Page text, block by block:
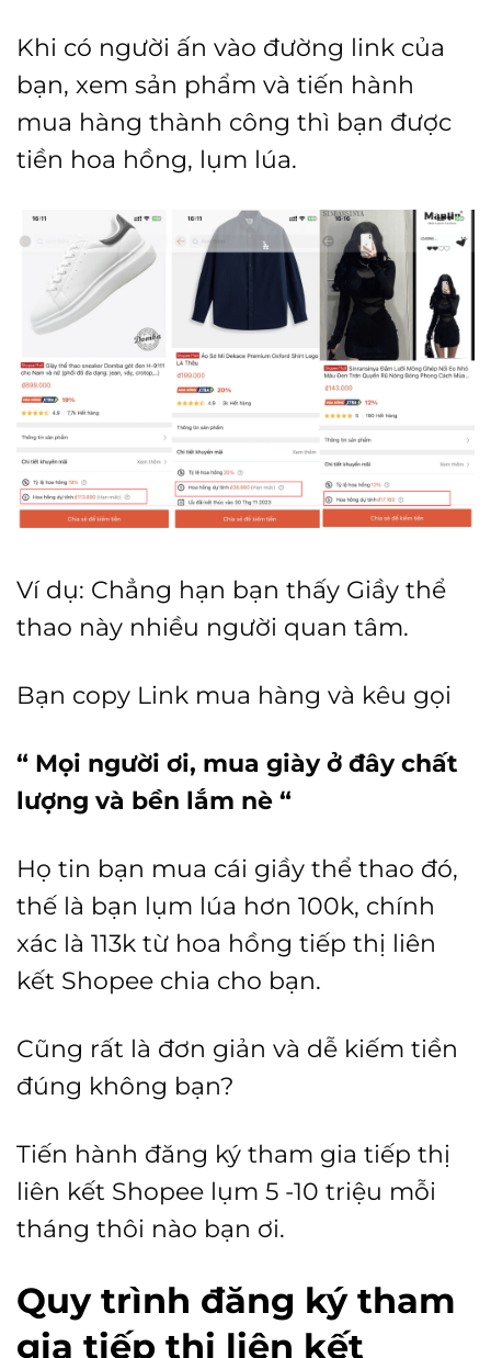
Khi có người ấn vào đường link của
bạn, xem sản phẩm và tiến hành
mua hàng thành công thì bạn được
tiền hoa hồng, lụm lúa.
Ví dụ: Chẳng hạn bạn thấy Giầy thể
thao này nhiều người quan tâm.
Bạn copy Link mua hàng và kêu gọi
“ Mọi người ơi, mua giày ở đây chất
lượng và bền lắm nè “
Họ tin bạn mua cái giầy thể thao đó,
thế là bạn lụm lúa hơn 100k, chính
xác là 113k từ hoa hồng tiếp thị liên
kết Shopee chia cho bạn.
Cũng rất là đơn giản và dễ kiếm tiền
đúng không bạn?
Tiến hành đăng ký tham gia tiếp thị
liên kết Shopee lụm 5 -10 triệu mỗi
tháng thôi nào bạn ơi.
Quy trình đăng ký tham
gia tiếp thị liên kết